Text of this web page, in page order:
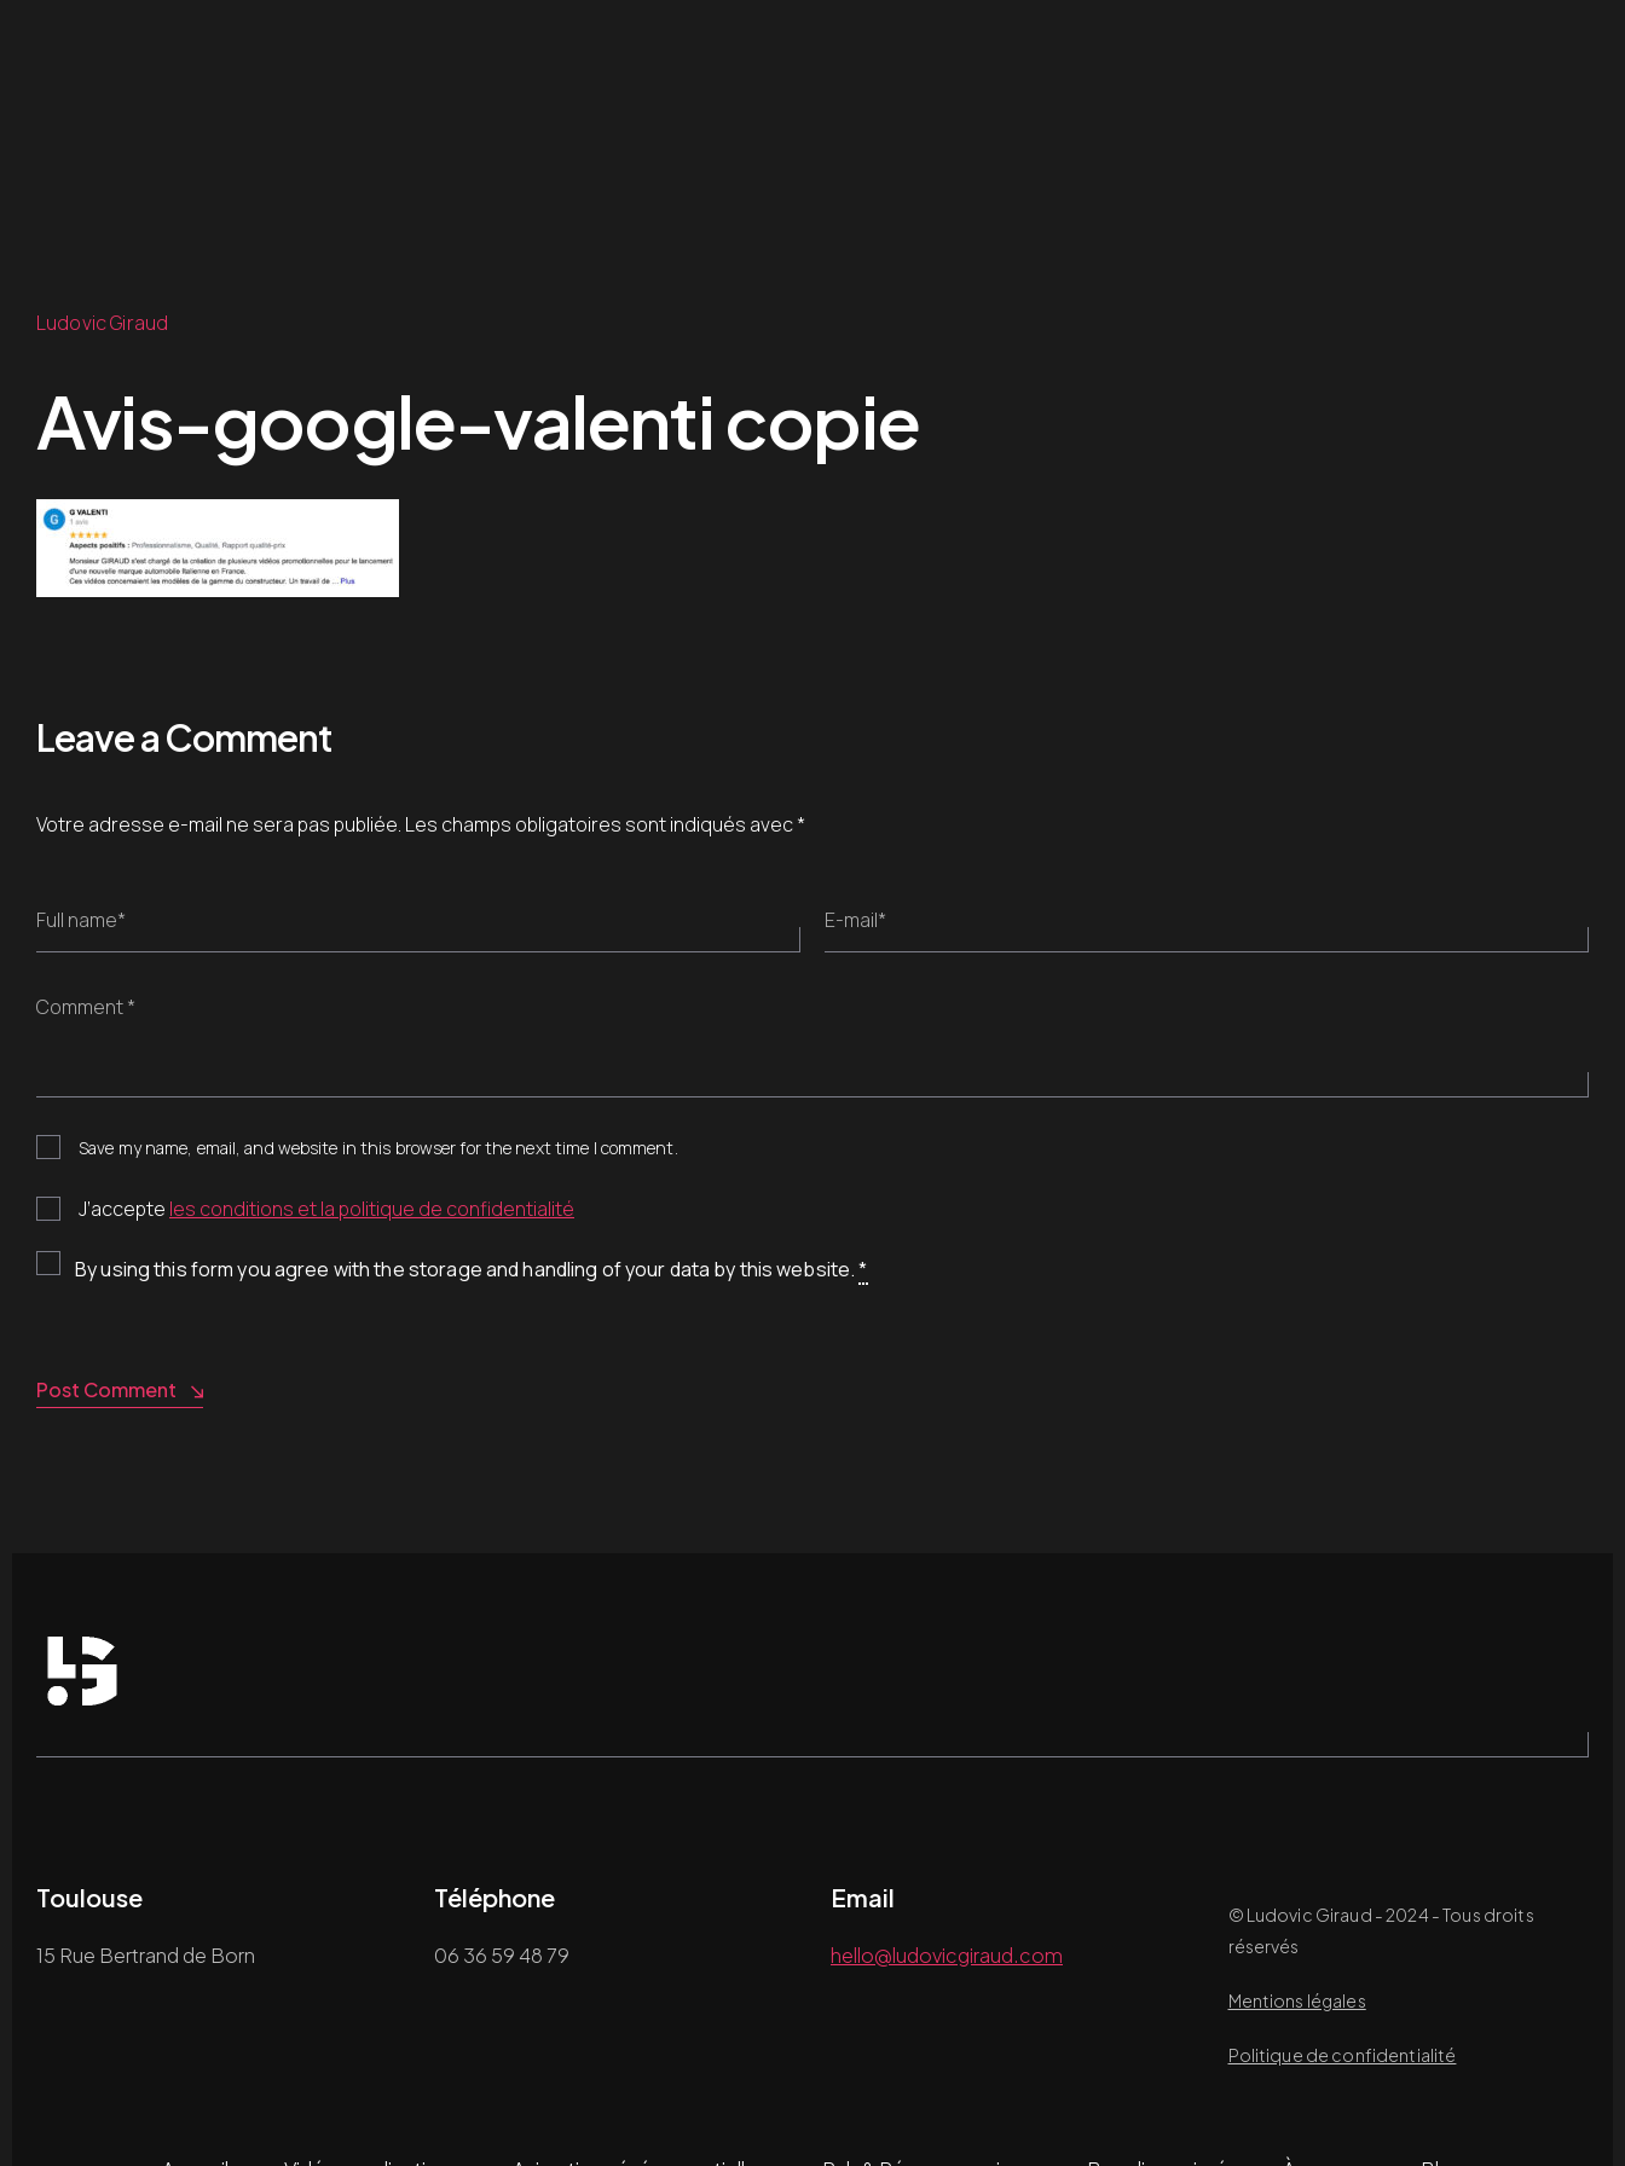
Ludovic Giraud
Avis-google-valenti copie
Leave a Comment
Votre adresse e-mail ne sera pas publiée. Les champs obligatoires sont indiqués avec*
Full name* E-mail*
Comment *
Save my name, email, and website in this browser for the next time I comment.
J’accepte les conditions et la politique de confidentialité
By using this form you agree with the storage and handling of your data by this website.*
Post Comment
Toulouse
15 Rue Bertrand de Born
Téléphone
06 36 59 48 79
Email
hello@ludovicgiraud.com
© Ludovic Giraud - 2024 - Tous droits
réservés
Mentions légales
Politique de confidentialité